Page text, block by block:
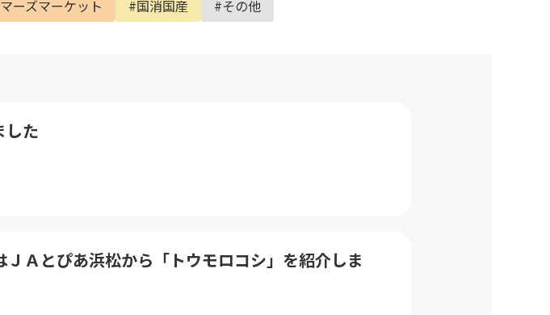
ーズマーケット #国消国産 #その他
した
Ａとぴあ浜松から「トウモロコシ」を紹介しま